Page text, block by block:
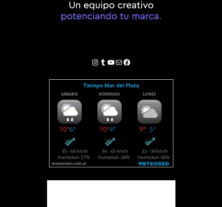
Instagram
Tumblr
YouTube
Correo electrónico
Facebook